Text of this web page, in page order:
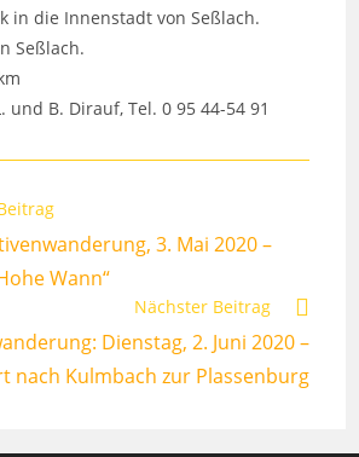
in die Innenstadt von Seßlach.
Seßlach.
und B. Dirauf, Tel. 0 95 44-54 91
3. Mai 2020 –
Wann“
Nächster Beitrag
Dienstag, 2. Juni 2020 –
nach Kulmbach zur Plassenburg